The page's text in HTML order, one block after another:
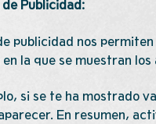
de Publicidad:
publicidad nos
la que se muestran los
si se te ha mostrado
En resumen,